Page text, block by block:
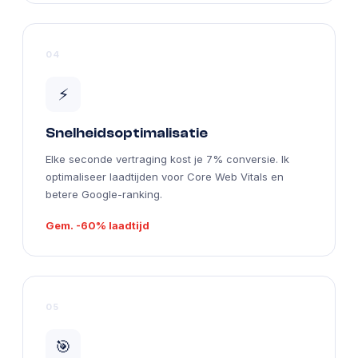
04
⚡
Snelheidsoptimalisatie
Elke seconde vertraging kost je 7% conversie. Ik
optimaliseer laadtijden voor Core Web Vitals en
betere Google-ranking.
Gem. -60% laadtijd
05
🎯